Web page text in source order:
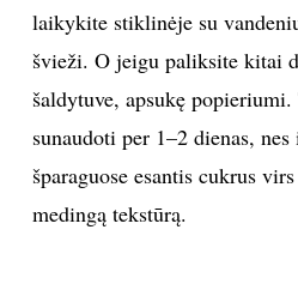
laikykite stiklinėje su
švieži. O jeigu paliksite kitai
šaldytuve, apsukę
sunaudoti per 1–2 dienas,
šparaguose esantis cukrus
medingą tekstūrą.